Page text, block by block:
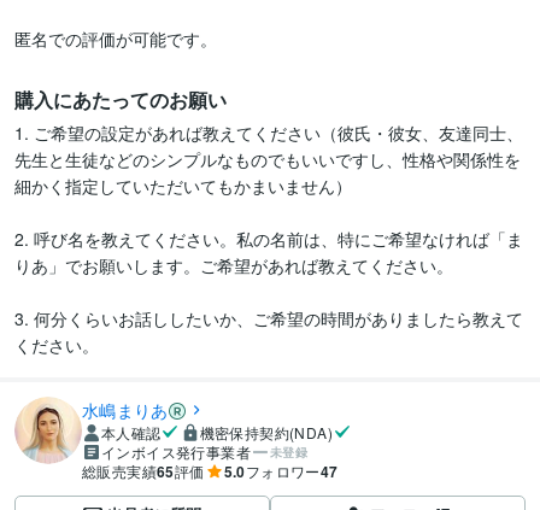
匿名での評価が可能です。
購入にあたってのお願い
1. ご希望の設定があれば教えてください（彼氏・彼女、友達同士、
先生と生徒などのシンプルなものでもいいですし、性格や関係性を
細かく指定していただいてもかまいません）
2. 呼び名を教えてください。私の名前は、特にご希望なければ「ま
りあ」でお願いします。ご希望があれば教えてください。
3. 何分くらいお話ししたいか、ご希望の時間がありましたら教えて
ください。
水嶋まりあ
本人確認
機密保持契約(NDA)
インボイス発行事業者
未登録
総販売実績65評価 5.0フォロワー47